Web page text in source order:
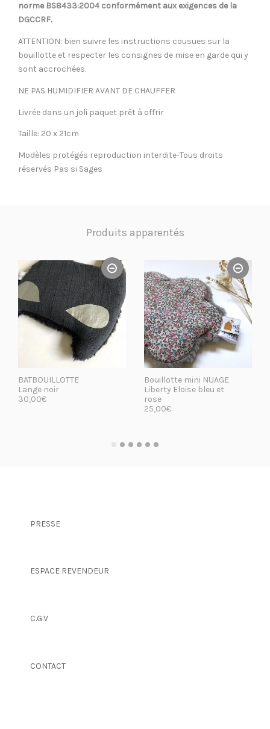
norme BS8433:2004 conformément aux exigences de la
DGCCRF.
ATTENTION: bien suivre les instructions cousues sur la
bouillotte et respecter les consignes de mise en garde qui y
sont accrochées.
NE PAS HUMIDIFIER AVANT DE CHAUFFER
Livrée dans un joli paquet prêt à offrir
Taille: 20 x 21cm
Modèles protégés reproduction interdite-Tous droits
réservés Pas si Sages
Produits apparentés
BATBOUILLOTTE
Lange noir
30,00€
Bouillotte mini NUAGE
Liberty Eloise bleu et
rose
25,00€
PRESSE
ESPACE REVENDEUR
C.G.V
CONTACT